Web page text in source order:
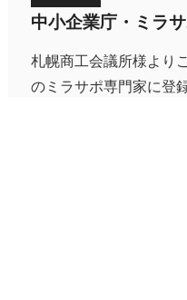
中小企業庁・ミラ
札幌商工会議所様より
のミラサポ専門家に登